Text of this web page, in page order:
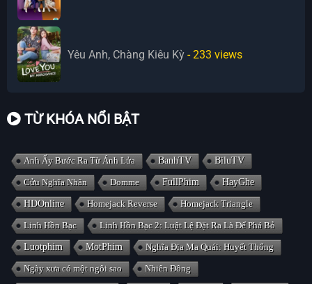
Yêu Anh, Chàng Kiêu Kỳ - 233 views
TỪ KHÓA NỔI BẬT
Anh Ấy Bước Ra Từ Ánh Lửa BanhTV BiluTV
Cửu Nghĩa Nhân Domme FullPhim HayGhe
HDOnline Homejack Reverse Homejack Triangle
Linh Hồn Bạc Linh Hồn Bạc 2: Luật Lệ Đặt Ra Là Để Phá Bỏ
Luotphim MotPhim Nghĩa Địa Ma Quái: Huyết Thống
Ngày xưa có một ngôi sao Nhiên Đông